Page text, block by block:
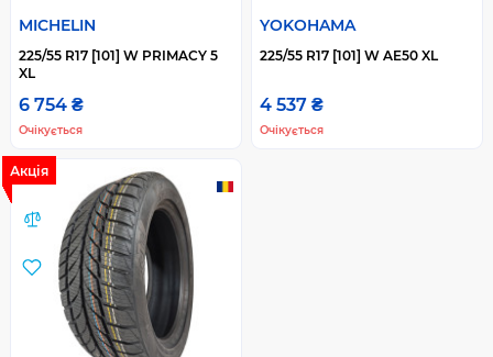
MICHELIN
225/55 R17 [101] W PRIMACY 5
XL
6 754 ₴
Очікується
YOKOHAMA
225/55 R17 [101] W AE50 XL
4 537 ₴
Очікується
Акція